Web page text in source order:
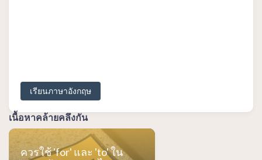
เรียนภาษาอังกฤษ
เนื้อหาคล้ายคลึงกัน
ควรใช้ 'for' และ 'to' ใน